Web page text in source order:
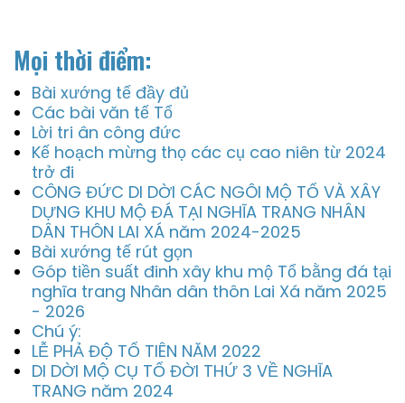
Mọi thời điểm:
Bài xướng tế đầy đủ
Các bài văn tế Tổ
Lời tri ân công đức
Kế hoạch mừng thọ các cụ cao niên từ 2024
trở đi
CÔNG ĐỨC DI DỜI CÁC NGÔI MỘ TỔ VÀ XÂY
DỰNG KHU MỘ ĐÁ TẠI NGHĨA TRANG NHÂN
DÂN THÔN LAI XÁ năm 2024-2025
Bài xướng tế rút gọn
Góp tiền suất đinh xây khu mộ Tổ bằng đá tại
nghĩa trang Nhân dân thôn Lai Xá năm 2025
- 2026
Chú ý:
LỄ PHẢ ĐỘ TỔ TIÊN NĂM 2022
DI DỜI MỘ CỤ TỔ ĐỜI THỨ 3 VỀ NGHĨA
TRANG năm 2024